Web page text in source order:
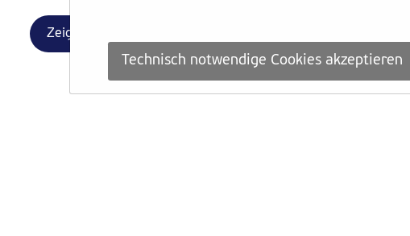
Zeige weitere News
Technisch notwendige Cookies akzeptieren